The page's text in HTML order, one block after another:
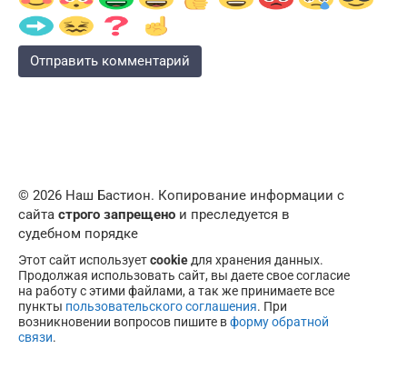
© 2026 Наш Бастион. Копирование информации с
сайта строго запрещено и преследуется в
судебном порядке
Этот сайт используетcookie для хранения данных.
Продолжая использовать сайт, вы даете свое согласие
на работу с этими файлами, а так же принимаете все
пункты пользовательского соглашения. При
возникновении вопросов пишите вформу обратной
связи.